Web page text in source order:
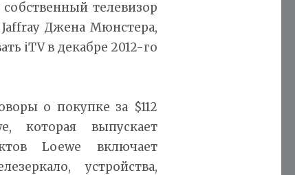
телевизор
Jaffray Джена Мюнстера,
iTV в декабре 2012-го
о покупке за $112
которая выпускает
Loewe включает
устройства,